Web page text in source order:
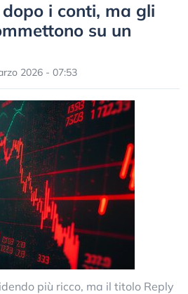
i conti, ma gli
su un
2026 - 07:53
più ricco, ma il titolo Reply